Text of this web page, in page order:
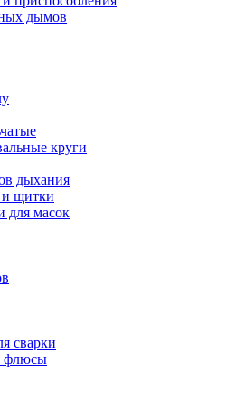
дымов
круги
дыхания
щитки
для масок
сварки
флюсы